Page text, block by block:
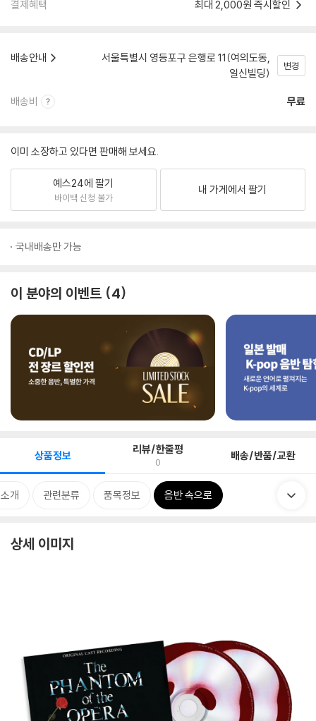
결제혜택 최대 2,000원 즉시할인
배송안내
서울특별시 영등포구 은행로 11(여의도동,
일신빌딩)
변경
배송비 무료
이미 소장하고 있다면 판매해 보세요.
예스24에 팔기
바이백 신청 불가
내 가게에서 팔기
국내배송만 가능
이 분야의 이벤트 4
상품정보 리뷰/한줄평
0 배송/반품/교환
개 관련분류 품목정보 음반 속으로
상세 이미지